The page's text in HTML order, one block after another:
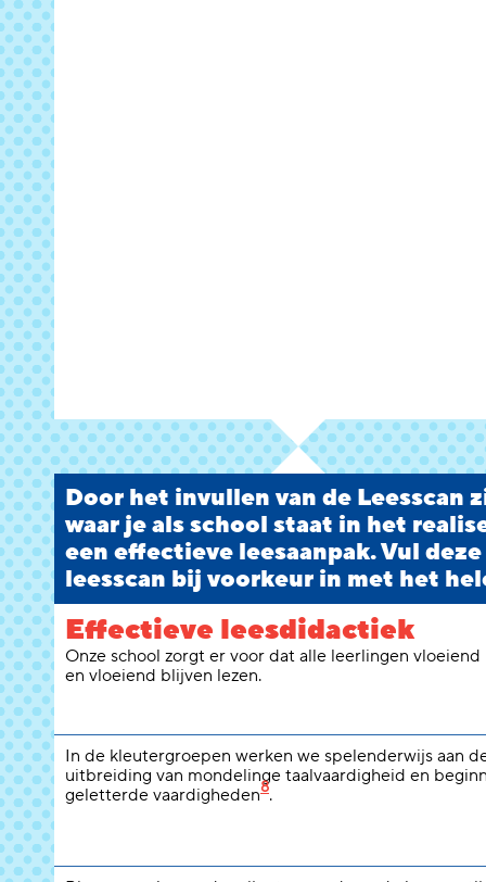
Door het invullen van de Leesscan
waar je als school staat in het
een effectieve leesaanpak. Vul deze
leesscan bij voorkeur in met het
Effectieve leesdidactiek
Onze school zorgt er voor dat alle leerlingen vloeiend
en vloeiend blijven lezen.
In de kleutergroepen werken we spelenderwijs aan
uitbreiding van mondelinge taalvaardigheid en
geletterde vaardigheden8.